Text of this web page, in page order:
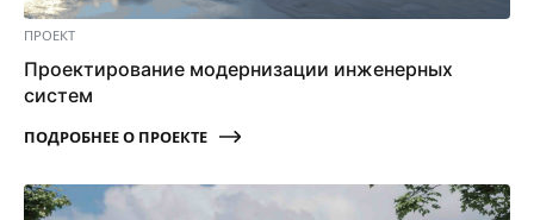
ПРОЕКТ
Проектирование модернизации инженерных
систем
ПОДРОБНЕЕ О ПРОЕКТЕ